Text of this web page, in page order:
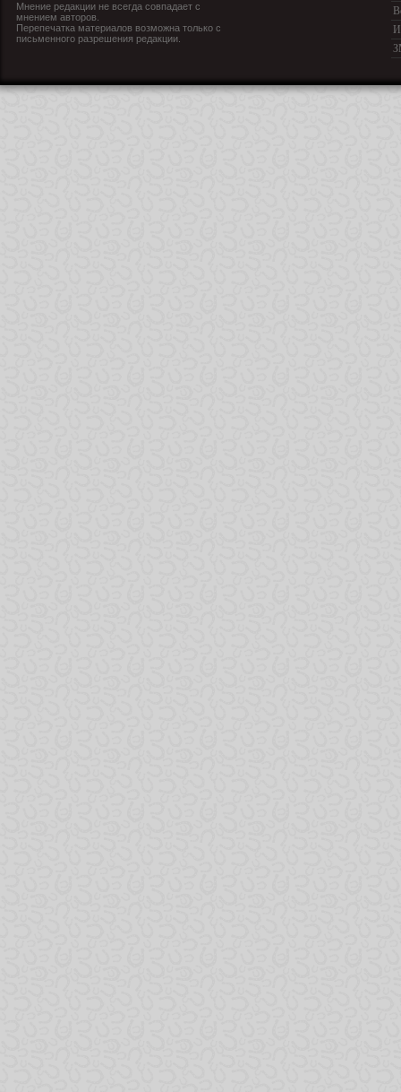
Мнение редакции не всегда совпадает с
мнением авторов.
Перепечатка материалов возможна только с
письменного разрешения редакции.